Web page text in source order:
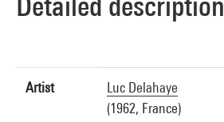
Artist
Luc Delahaye
(1962, France)